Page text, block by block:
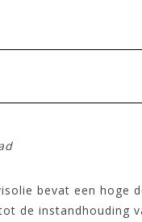
bevat een hoge
de instandhouding